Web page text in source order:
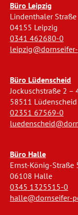
Büro Leipzig
Lindenthaler
04155 Leipzig
0341 462680-0
Büro Lüdenscheid
Jockuschstraße 2 –
58511 Lüdenscheid
02351 67569-0
Büro Halle
Ernst-König-Straße
06108 Halle
0345 1325515-0
halle@dornseifer-